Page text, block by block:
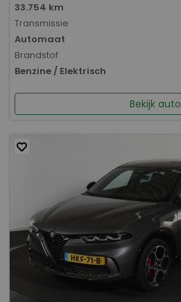
33.754 km
Transmissie
Automaat
Brandstof
Benzine / Elektrisch
Bekijk auto